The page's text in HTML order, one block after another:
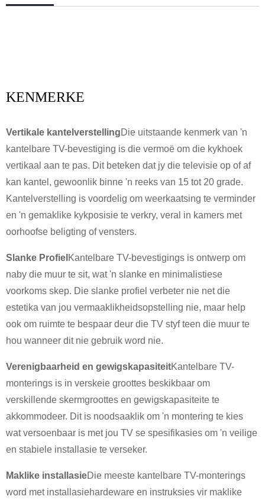
KENMERKE
Vertikale kantelverstellingDie uitstaande kenmerk van 'n
kantelbare TV-bevestiging is die vermoë om die kykhoek
vertikaal aan te pas. Dit beteken dat jy die televisie op of af
kan kantel, gewoonlik binne 'n reeks van 15 tot 20 grade.
Kantelverstelling is voordelig om weerkaatsing te verminder
en 'n gemaklike kykposisie te verkry, veral in kamers met
oorhoofse beligting of vensters.
Slanke Profiel Kantelbare TV-bevestigings is ontwerp om
naby die muur te sit, wat 'n slanke en minimalistiese
voorkoms skep. Die slanke profiel verbeter nie net die
estetika van jou vermaaklikheidsopstelling nie, maar help
ook om ruimte te bespaar deur die TV styf teen die muur te
hou wanneer dit nie gebruik word nie.
Verenigbaarheid en gewigskapasiteitKantelbare TV-
monterings is in verskeie groottes beskikbaar om
verskillende skermgroottes en gewigskapasiteite te
akkommodeer. Dit is noodsaaklik om 'n montering te kies
wat versoenbaar is met jou TV se spesifikasies om 'n veilige
en stabiele installasie te verseker.
Maklike installasieDie meeste kantelbare TV-monterings
word met installasiehardeware en instruksies vir maklike